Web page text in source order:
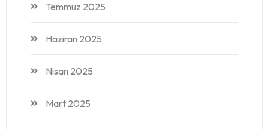
Temmuz 2025
Haziran 2025
Nisan 2025
Mart 2025